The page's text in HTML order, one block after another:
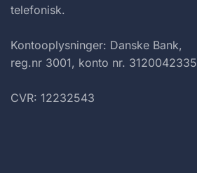
telefonisk.
Kontooplysninger: Danske Bank,
reg.nr 3001, konto nr. 3120042335
CVR: 12232543